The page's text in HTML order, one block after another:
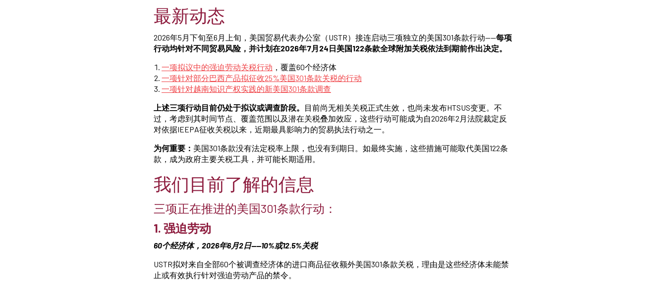
最新动态
2026年5月下旬至6月上旬，美国贸易代表办公室（USTR）接连启动三项独立的美国301条款行动——每项
行动均针对不同贸易风险，并计划在2026年7月24日美国122条款全球附加关税依法到期前作出决定。
一项拟议中的强迫劳动关税行动 ，覆盖60个经济体
一项针对部分巴西产品拟征收25%美国301条款关税的行动
一项针对越南知识产权实践的新美国301条款调查
上述三项行动目前仍处于拟议或调查阶段。
目前尚无相关关税正式生效，也尚未发布HTSUS变更。不
过，考虑到其时间节点、覆盖范围以及潜在关税叠加效应，这些行动可能成为自2026年2月法院裁定反
对依据IEEPA征收关税以来，近期最具影响力的贸易执法行动之一。
为何重要： 美国301条款没有法定税率上限，也没有到期日。如最终实施，这些措施可能取代美国122条
款，成为政府主要关税工具，并可能长期适用。
我们目前了解的信息
三项正在推进的美国301条款行动：
1. 强迫劳动
60个经济体，2026年6月2日——10%或12.5%关税
USTR拟对来自全部60个被调查经济体的进口商品征收额外美国301条款关税，理由是这些经济体未能禁
止或有效执行针对强迫劳动产品的禁令。